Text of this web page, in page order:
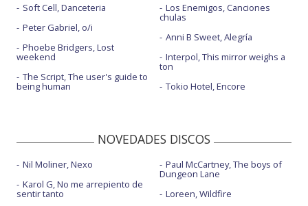
Soft Cell, Danceteria
Peter Gabriel, o/i
Phoebe Bridgers, Lost
weekend
The Script, The user's guide to
being human
Los Enemigos, Canciones
chulas
Anni B Sweet, Alegría
Interpol, This mirror weighs a
ton
Tokio Hotel, Encore
NOVEDADES DISCOS
Nil Moliner, Nexo
Karol G, No me arrepiento de
sentir tanto
Paul McCartney, The boys of
Dungeon Lane
Loreen, Wildfire